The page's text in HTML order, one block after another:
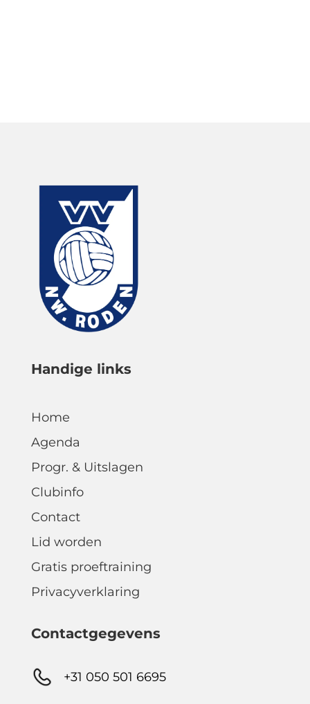
Handige links
Home
Agenda
Progr. & Uitslagen
Clubinfo
Contact
Lid worden
Gratis proeftraining
Privacyverklaring
Contactgegevens
+31 050 501 6695